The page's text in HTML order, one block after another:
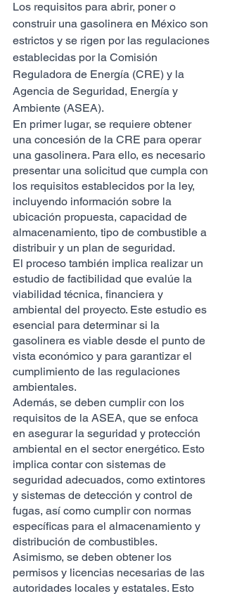
Los requisitos para abrir, poner o
construir una gasolinera en México son
estrictos y se rigen por las regulaciones
establecidas por la Comisión
Reguladora de Energía (CRE) y la
Agencia de Seguridad, Energía y
Ambiente (ASEA).
En primer lugar, se requiere obtener
una concesión de la CRE para operar
una gasolinera. Para ello, es necesario
presentar una solicitud que cumpla con
los requisitos establecidos por la ley,
incluyendo información sobre la
ubicación propuesta, capacidad de
almacenamiento, tipo de combustible a
distribuir y un plan de seguridad.
El proceso también implica realizar un
estudio de factibilidad que evalúe la
viabilidad técnica, financiera y
ambiental del proyecto. Este estudio es
esencial para determinar si la
gasolinera es viable desde el punto de
vista económico y para garantizar el
cumplimiento de las regulaciones
ambientales.
Además, se deben cumplir con los
requisitos de la ASEA, que se enfoca
en asegurar la seguridad y protección
ambiental en el sector energético. Esto
implica contar con sistemas de
seguridad adecuados, como extintores
y sistemas de detección y control de
fugas, así como cumplir con normas
específicas para el almacenamiento y
distribución de combustibles.
Asimismo, se deben obtener los
permisos y licencias necesarias de las
autoridades locales y estatales. Esto